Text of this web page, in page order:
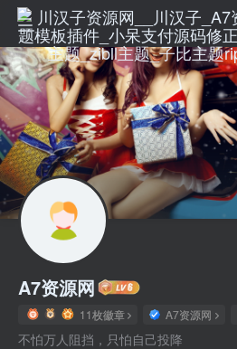
A7资源网
11枚徽章 A7资源网
不怕万人阻挡，只怕自己投降